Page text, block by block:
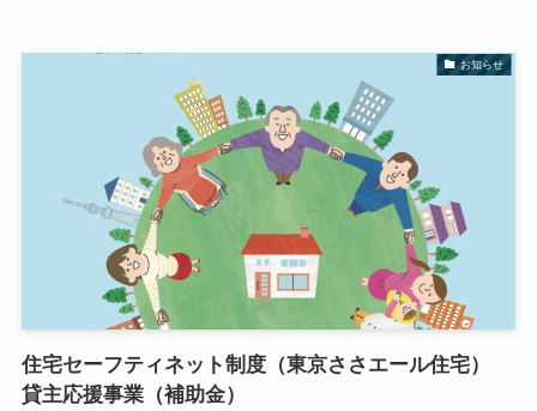
お知らせ
住宅セーフティネット制度（東京ささエール住宅）
貸主応援事業（補助金）